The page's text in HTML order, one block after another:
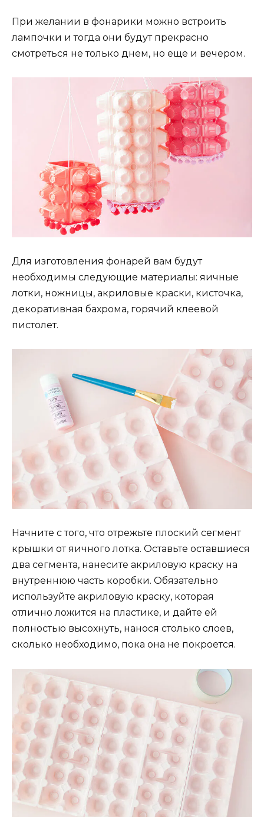
При желании в фонарики можно встроить
лампочки и тогда они будут прекрасно
смотреться не только днем, но еще и вечером.
Для изготовления фонарей вам будут
необходимы следующие материалы: яичные
лотки, ножницы, акриловые краски, кисточка,
декоративная бахрома, горячий клеевой
пистолет.
Начните с того, что отрежьте плоский сегмент
крышки от яичного лотка. Оставьте оставшиеся
два сегмента, нанесите акриловую краску на
внутреннюю часть коробки. Обязательно
используйте акриловую краску, которая
отлично ложится на пластике, и дайте ей
полностью высохнуть, нанося столько слоев,
сколько необходимо, пока она не покроется.